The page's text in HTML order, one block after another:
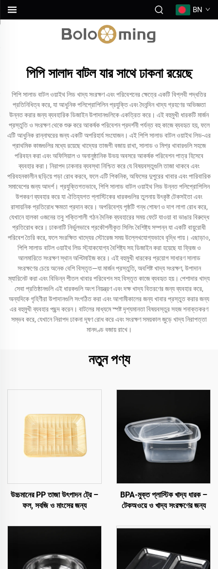
BN
পিপি সালাদ বাটল যার সাথে ঢাকনা রয়েছে
পিপি সালাড বাটল ওয়াইথ লিড খাদ্য সংরক্ষণ এবং পরিবেশনের ক্ষেত্রে একটি বিপ্লবী পদ্ধতির
প্রতিনিধিত্ব করে, যা আধুনিক পলিপ্রোপিলিন প্রযুক্তি এবং দৈনন্দিন খাদ্য গ্রহণের অভিজ্ঞতা
উন্নত করার জন্য ব্যবহারিক ডিজাইন উপাদানগুলিকে একত্রিত করে। এই বহুমুখী ধারকটি মার্জন
প্রস্তুতি ও সংরক্ষণ থেকে শুরু করে আকর্ষক পরিবেশন প্রদর্শনী পর্যন্ত বহু কাজে ব্যবহৃত হয়, ফলে
এটি আধুনিক রান্নাঘরের জন্য একটি অপরিহার্য সংযোজন। এই পিপি সালাড বাটল ওয়াইথ লিড-এর
প্রাথমিক কাজগুলির মধ্যে রয়েছে খাদ্যের তাজগী বজায় রাখা, সালাড ও মিশ্র খাবারগুলি সহজে
পরিবহন করা এবং অফিসিয়াল ও অনানুষ্ঠানিক উভয় অবসরে আকর্ষক পরিবেশন পাত্র হিসেবে
ব্যবহার করা। নিরাপদ ঢাকনার ব্যবস্থা নিশ্চিত করে যে বিষয়বস্তুগুলি তাজা থাকবে এবং
পরিবহনকালীন ছড়িয়ে পড়া রোধ করবে, ফলে এটি পিকনিক, অফিসের দুপুরের খাবার এবং পারিবারিক
সমাবেশের জন্য আদর্শ। প্রযুক্তিগতভাবে, পিপি সালাড বাটল ওয়াইথ লিড উন্নত পলিপ্রোপিলিন
উপকরণ ব্যবহার করে যা ঐতিহ্যগত প্লাস্টিকের ধারকগুলির তুলনায় উৎকৃষ্ট টেকসইতা এবং
রাসায়নিক প্রতিরোধ ক্ষমতা প্রদান করে। অপরিবেশ্য পৃষ্ঠটি গন্ধ শোষণ ও দাগ লাগা রোধ করে,
যেখানে হালকা ওজনের তবু শক্তিশালী গঠন দৈনিক ব্যবহারের সময় ফেটে যাওয়া বা ভাঙার বিরুদ্ধে
প্রতিরোধ করে। ঢাকনাটি নির্ভুলভাবে প্রকৌশলীকৃত সিলিং বৈশিষ্ট্য সম্পন্ন যা একটি বায়ুরোধী
পরিবেশ তৈরি করে, ফলে সংরক্ষিত খাদ্যের স্টোরেজ সময় উল্লেখযোগ্যভাবে বৃদ্ধি পায়। এছাড়াও,
পিপি সালাড বাটল ওয়াইথ লিড স্ট্যাকযোগ্য বৈশিষ্ট্য সহ ডিজাইন করা হয়েছে যা ফ্রিজ ও
আলমারিতে সংরক্ষণ স্থান অপ্টিমাইজ করে। এই বহুমুখী ধারকের প্রয়োগ সাধারণ সালাড
সংরক্ষণের চেয়ে অনেক বেশি বিস্তৃত—যা মার্জন প্রস্তুতি, অবশিষ্ট খাদ্য সংরক্ষণ, উপাদান
ম্যারিনেট করা এবং বিভিন্ন শীতল খাবার পরিবেশন সহ বিস্তৃত কাজে ব্যবহৃত হয়। পেশাদার খাদ্য
সেবা প্রতিষ্ঠানগুলি এই ধারকগুলি অংশ নিয়ন্ত্রণ এবং দক্ষ খাদ্য বিতরণের জন্য ব্যবহার করে,
অন্যদিকে গৃহিণীরা উপাদানগুলি সংগঠিত করা এবং আগামীকালের জন্য খাবার প্রস্তুত করার জন্য
এর বহুমুখী ব্যবহার পছন্দ করেন। বাটলের মাধ্যমে স্পষ্ট দৃশ্যমানতা বিষয়বস্তুর সহজ শনাক্তকরণ
সম্ভব করে, যেখানে নিরাপদ ঢাকনা দূষণ রোধ করে এবং সংরক্ষণ সময়কাল জুড়ে খাদ্য নিরাপত্তা
মানদণ্ড বজায় রাখে।
নতুন পণ্য
উচ্চমানের PP তাজা উৎপাদন ট্রে –
ফল, সবজি ও মাংসের জন্য
BPA-মুক্ত প্লাস্টিক খাদ্য ধারক –
টেকঅওয়ে ও খাদ্য সংরক্ষণের জন্য